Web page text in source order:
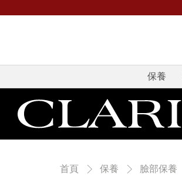
保養
首頁 保養 臉部保養